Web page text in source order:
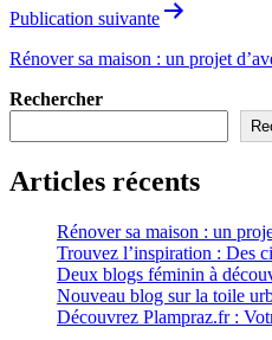
Publication suivante
Rénover sa maison : un projet
Rechercher
Articles récents
Rénover sa maison : un
Trouvez l’inspiration : Des
Deux blogs féminin à
Nouveau blog sur la toile
Découvrez Plampraz.fr :